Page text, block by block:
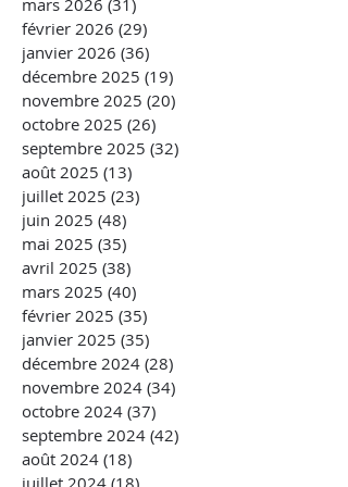
février 2026 (29)
janvier 2026 (36)
décembre 2025 (19)
novembre 2025 (20)
octobre 2025 (26)
septembre 2025 (32)
août 2025 (13)
juillet 2025 (23)
juin 2025 (48)
mai 2025 (35)
avril 2025 (38)
mars 2025 (40)
février 2025 (35)
janvier 2025 (35)
décembre 2024 (28)
novembre 2024 (34)
octobre 2024 (37)
septembre 2024 (42)
août 2024 (18)
juillet 2024 (18)